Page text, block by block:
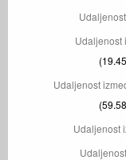
Udaljenost
Udaljenost
Udaljenost